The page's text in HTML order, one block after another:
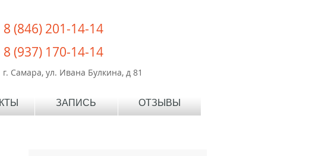
8 (846) 201-14-14
8 (937) 170-14-14
г. Самара, ул. Ивана Булкина, д 81
ЗАПИСЬ ОТЗЫВЫ